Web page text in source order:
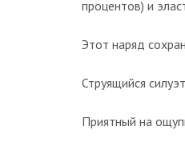
процентов) и
Этот наряд
Струящийся
Приятный на